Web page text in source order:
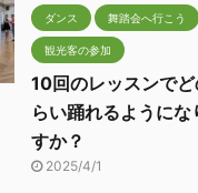
ダンス 舞踏会へ行こう
観光客の参加
10回のレッスンでど
らい踊れるようにな
すか？
2025/4/1